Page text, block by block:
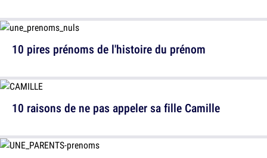
10 raisons de ne pas appeler sa fille Camille
10 pires prénoms de l'histoire du prénom